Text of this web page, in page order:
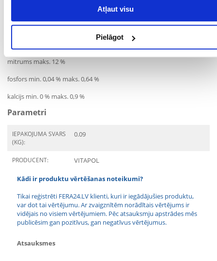
Atļaut visu
Pielāgot
kopējās šķiedras maks. 9,45 %,
mitrums maks. 12 %
fosfors min. 0,04 % maks. 0,64 %
kalcijs min. 0 % maks. 0,9 %
Parametri
IEPAKOJUMA SVARS
(KG):
0.09
PRODUCENT: VITAPOL
Kādi ir produktu vērtēšanas noteikumi?
Tikai reģistrēti FERA24.LV klienti, kuri ir iegādājušies produktu,
var dot tai vērtējumu. Ar zvaigznītēm norādītais vērtējums ir
vidējais no visiem vērtējumiem. Pēc atsauksmju apstrādes mēs
publicēsim gan pozitīvus, gan negatīvus vērtējumus.
Atsauksmes